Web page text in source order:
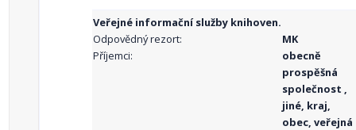
Veřejné informační služby knihoven.
Odpovědný rezort:
MK
Příjemci:
obecně
prospěšná
společnost ,
jiné, kraj,
obec, veřejná